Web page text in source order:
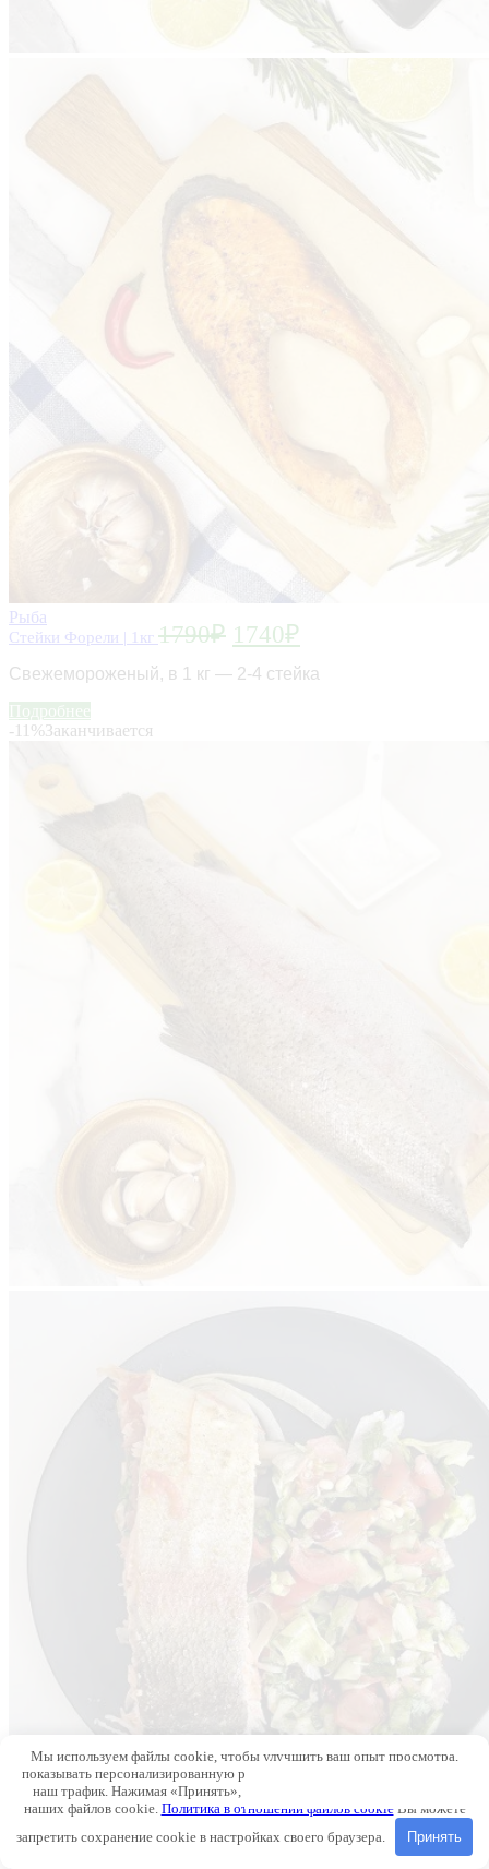
Рыба
Стейки Форели | 1кг 1790₽ 1740₽
Свежемороженый, в 1 кг — 2-4 стейка
Подробнее
-11% Заканчивается
Рыба
Мы используем файлы cookie, чтобы улучшить ваш опыт просмотра,
показывать персонализированную рекламу или контент и анализировать
наш трафик. Нажимая «Принять», вы соглашаетесь на использование
наших файлов cookie. Политика в отношении файлов cookieВы можете
запретить сохранение cookie в настройках своего браузера.
Принять